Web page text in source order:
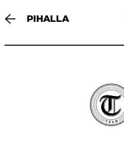
ARTIKKELIEN
SELAUS
PIHALLA